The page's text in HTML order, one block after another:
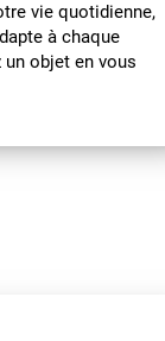
vie quotidienne,
à chaque
objet en vous